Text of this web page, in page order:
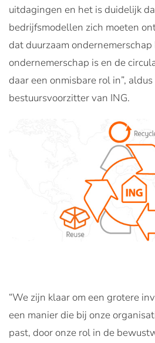
uitdagingen en het is duidelijk
bedrijfsmodellen zich moeten
dat duurzaam
ondernemerschap is en de
daar een onmisbare rol in”,
bestuursvoorzitter van ING.
“We zijn klaar om een grotere
een manier die bij onze
past, door onze rol in de